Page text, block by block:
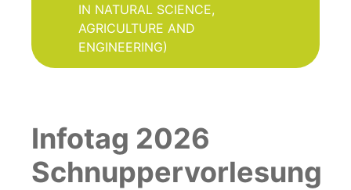
IN NATURAL SCIENCE,
AGRICULTURE AND
ENGINEERING)
Infotag 2026
Schnuppervorlesung